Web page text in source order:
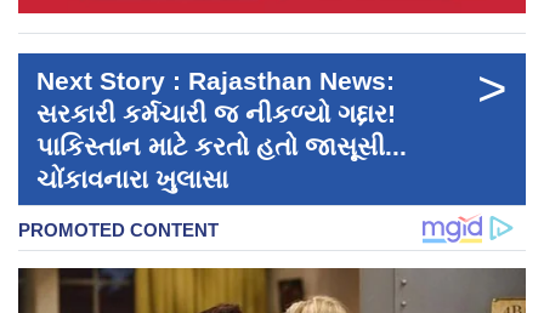
Next Story : Rajasthan News:
સરકારી કર્મચારી જ નીકળ્યો ગદ્દાર!
પાકિસ્તાન માટે કરતો હતો જાસૂસી...
ચોંકાવનારા ખુલાસા
>